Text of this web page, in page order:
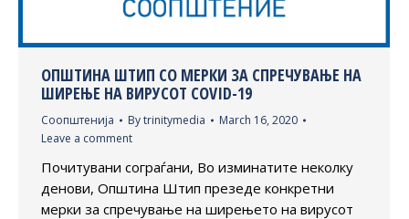
ОПШТИНА ШТИП СО МЕРКИ ЗА СПРЕЧУВАЊЕ НА
ШИРЕЊЕ НА ВИРУСОТ COVID-19
Соопштенија Bytrinitymedia
March 16, 2020
Leave a comment
Почитувани сограѓани, Во изминатите неколку
денови, Општина Штип презеде конкретни
мерки за спречување на ширењето на вирусот